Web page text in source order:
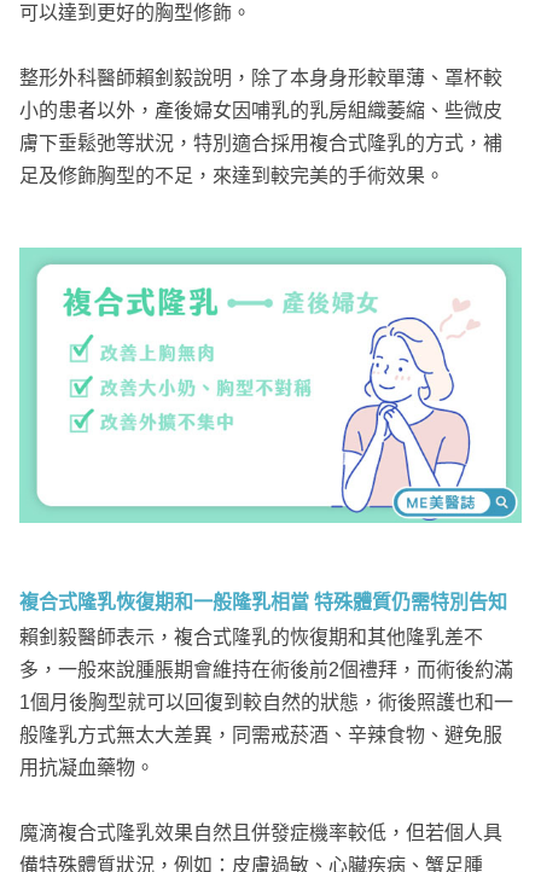
可以達到更好的胸型修飾。
整形外科醫師賴釗毅說明，除了本身身形較單薄、罩杯較
小的患者以外，產後婦女因哺乳的乳房組織萎縮、些微皮
膚下垂鬆弛等狀況，特別適合採用複合式隆乳的方式，補
足及修飾胸型的不足，來達到較完美的手術效果。
複合式隆乳恢復期和一般隆乳相當 特殊體質仍需特別告知
賴釗毅醫師表示，複合式隆乳的恢復期和其他隆乳差不
多，一般來說腫脹期會維持在術後前2個禮拜，而術後約滿
1個月後胸型就可以回復到較自然的狀態，術後照護也和一
般隆乳方式無太大差異，同需戒菸酒、辛辣食物、避免服
用抗凝血藥物。
魔滴複合式隆乳效果自然且併發症機率較低，但若個人具
備特殊體質狀況，例如：皮膚過敏、心臟疾病、蟹足腫